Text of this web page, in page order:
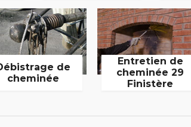
de
cheminée
Entretien de
cheminée 29
Finistère